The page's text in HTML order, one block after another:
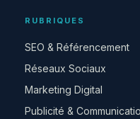
RUBRIQUES
SEO & Référencement
Réseaux Sociaux
Marketing Digital
Publicité &